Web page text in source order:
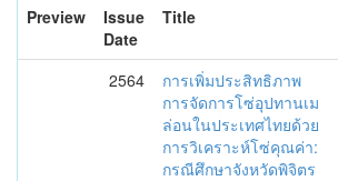
Preview
Issue
Date
Title
2564
การเพิ่มประสิทธิภาพ
การจัดการโซ่อุปทานเม
ล่อนในประเทศไทยด้วย
การวิเคราะห์โซ่คุณค่า:
กรณีศึกษาจังหวัดพิจิตร